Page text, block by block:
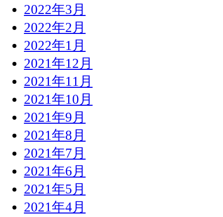
2022年3月
2022年2月
2022年1月
2021年12月
2021年11月
2021年10月
2021年9月
2021年8月
2021年7月
2021年6月
2021年5月
2021年4月